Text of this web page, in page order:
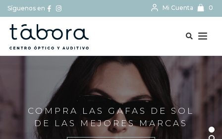
Síguenos en Mi Cuenta 0
COMPRA LAS GAFAS DE SOL
DE LAS MEJORES MARCAS